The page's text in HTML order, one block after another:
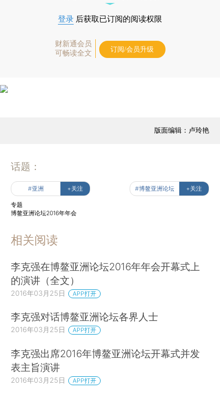
登录 后获取已订阅的阅读权限
财新通会员
可畅读全文
订阅/会员升级
版面编辑：卢玲艳
话题：
#亚洲 +关注 #博鳌亚洲论坛 +关注
专题
博鳌亚洲论坛2016年年会
相关阅读
李克强在博鳌亚洲论坛2016年年会开幕式上
的演讲（全文）
2016年03月25日 APP打开
李克强对话博鳌亚洲论坛各界人士
2016年03月25日 APP打开
李克强出席2016年博鳌亚洲论坛开幕式并发
表主旨演讲
2016年03月25日 APP打开